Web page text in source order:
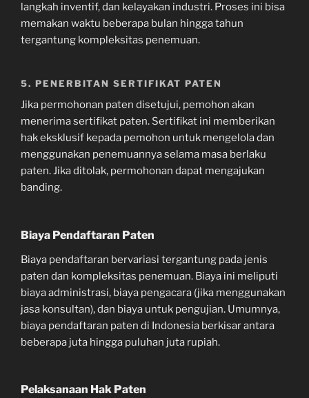
langkah inventif, dan kelayakan industri. Proses ini bisa
memakan waktu beberapa bulan hingga tahun
tergantung kompleksitas penemuan.
5. PENERBITAN SERTIFIKAT PATEN
Jika permohonan paten disetujui, pemohon akan
menerima sertifikat paten. Sertifikat ini memberikan
hak eksklusif kepada pemohon untuk mengelola dan
menggunakan penemuannya selama masa berlaku
paten. Jika ditolak, permohonan dapat mengajukan
banding.
Biaya Pendaftaran Paten
Biaya pendaftaran bervariasi tergantung pada jenis
paten dan kompleksitas penemuan. Biaya ini meliputi
biaya administrasi, biaya pengacara (jika menggunakan
jasa konsultan), dan biaya untuk pengujian. Umumnya,
biaya pendaftaran paten di Indonesia berkisar antara
beberapa juta hingga puluhan juta rupiah.
Pelaksanaan Hak Paten